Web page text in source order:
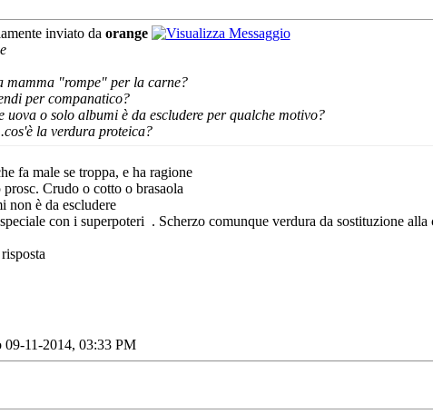
inviato da orange
mamma "rompe" per la carne?
per companatico?
uova o solo albumi è da escludere per qualche motivo?
la verdura proteica?
fa male se troppa, e ha ragione
Crudo o cotto o brasaola
non è da escludere
con i superpoteri . Scherzo comunque verdura da sostituzione alla
09-11-2014, 03:33 PM